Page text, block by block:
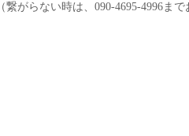
（繋がらない時は、090-4695-4996まで